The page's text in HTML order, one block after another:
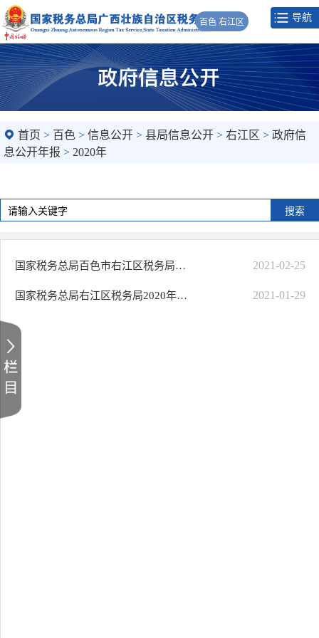
百色 右江区 导航
首页 > 百色 > 信息公开 > 县局信息公开 > 右江区 > 政府信
息公开年报 > 2020年
国家税务总局百色市右江区税务局2020年度法治税务建设情况报告 2021-02-25
国家税务总局右江区税务局2020年政府信息公开工作年度报告 2021-01-29